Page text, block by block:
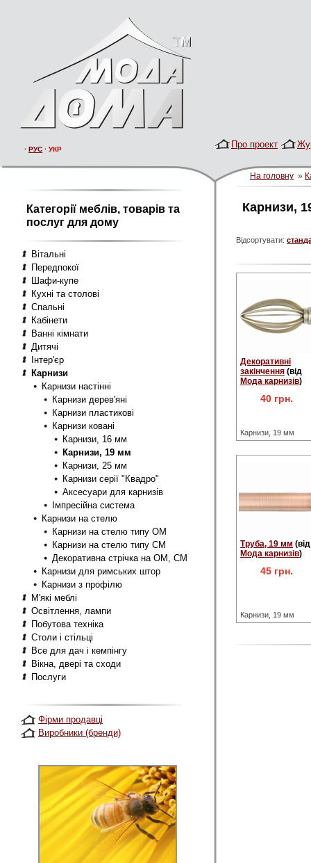
· РУС · УКР Про проект
На головну »
Категорії меблів, товарів та
послуг для дому
Вітальні
Передпокої
Шафи-купе
Кухні та столові
Спальні
Кабінети
Ванні кімнати
Дитячі
Інтер'єр
Карнизи
Карнизи настінні
Карнизи дерев'яні
Карнизи пластикові
Карнизи ковані
Карнизи, 16 мм
Карнизи, 19 мм
Карнизи, 25 мм
Карнизи серії "Квадро"
Аксесуари для карнизів
Імпресійна система
Карнизи на стелю
Карнизи на стелю типу ОМ
Карнизи на стелю типу СМ
Декоративна стрічка на ОМ, СМ
Карнизи для римських штор
Карнизи з профілю
М'які меблі
Освітлення, лампи
Побутова техніка
Столи і стільці
Все для дач і кемпінгу
Вікна, двері та сходи
Послуги
Фірми продавці
Виробники (бренди)
Карнизи,
Відсортувати:
Декоративні
закінчення (від
Мода карнизів)
40 грн.
Карнизи, 19 мм
Труба, 19 мм (від
Мода карнизів)
45 грн.
Карнизи, 19 мм